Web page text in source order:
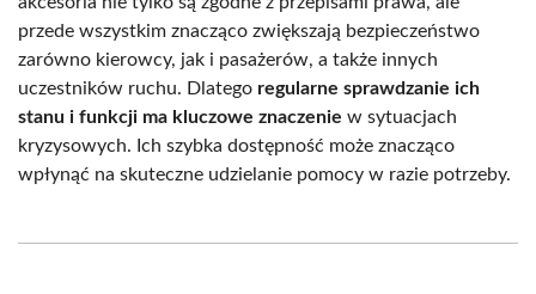
przede wszystkim znacząco zwiększają bezpieczeństwo
zarówno kierowcy, jak i pasażerów, a także innych
uczestników ruchu. Dlatego regularne sprawdzanie ich
stanu i funkcji ma kluczowe znaczenie w sytuacjach
kryzysowych. Ich szybka dostępność może znacząco
wpłynąć na skuteczne udzielanie pomocy w razie potrzeby.